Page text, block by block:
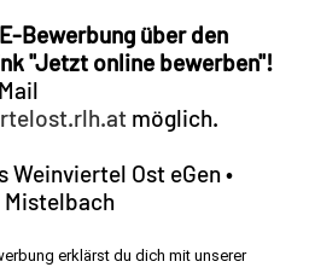
Bewerbung über den
"Jetzt online bewerben"!
möglich.
Ost eGen •
Mistelbach
erklärst du dich mit unserer